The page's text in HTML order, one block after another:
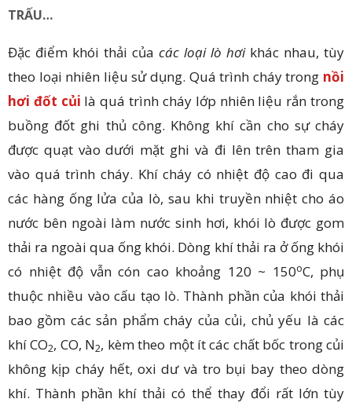
TRẤU…
Đặc điểm khói thải của các loại lò hơikhác nhau, tùy
theo loại nhiên liệu sử dụng. Quá trình cháy trong nồi
hơi đốt củi là quá trình cháy lớp nhiên liệu rắn trong
buồng đốt ghi thủ công. Không khí cần cho sự cháy
được quạt vào dưới mặt ghi và đi lên trên tham gia
vào quá trình cháy. Khí cháy có nhiệt độ cao đi qua
các hàng ống lửa của lò, sau khi truyền nhiệt cho áo
nước bên ngoài làm nước sinh hơi, khói lò được gom
thải ra ngoài qua ống khói. Dòng khí thải ra ở ống khói
có nhiệt độ vẫn cón cao khoảng 120 ~ 150oC, phụ
thuộc nhiều vào cấu tạo lò. Thành phần của khói thải
bao gồm các sản phẩm cháy của củi, chủ yếu là các
khí CO2, CO, N2, kèm theo một ít các chất bốc trong củi
không kịp cháy hết, oxi dư và tro bụi bay theo dòng
khí. Thành phần khí thải có thể thay đổi rất lớn tùy